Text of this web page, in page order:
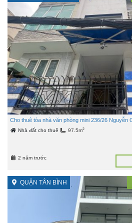
Cho thuê tòa nhà văn phòng mini 236/26 Nguyễn
Nhà đất cho thuê 97.5m2
2 năm trước
QUẬN TÂN BÌNH